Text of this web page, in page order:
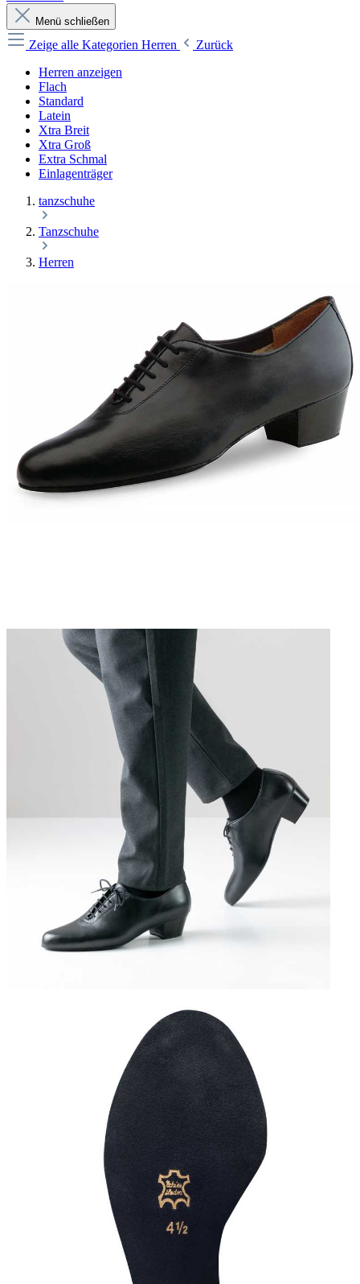
Menü schließen
Zeige alle Kategorien Herren
Zurück
Herren anzeigen
Flach
Standard
Latein
Xtra Breit
Xtra Groß
Extra Schmal
Einlagenträger
tanzschuhe
Tanzschuhe
Herren